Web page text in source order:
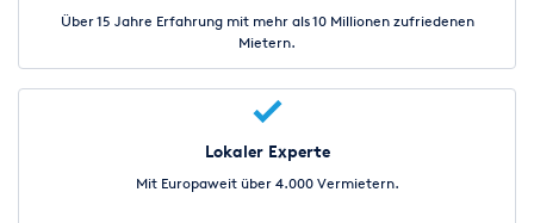
Über 15 Jahre Erfahrung mit mehr als 10 Millionen zufriedenen
Mietern.
Lokaler Experte
Mit Europaweit über 4.000 Vermietern.